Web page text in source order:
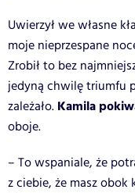
Uwierzył we własne
moje nieprzespane
Zrobił to bez
jedyną chwilę triumfu
zależało. Kamila
oboje.
– To wspaniale, że
z ciebie, że masz